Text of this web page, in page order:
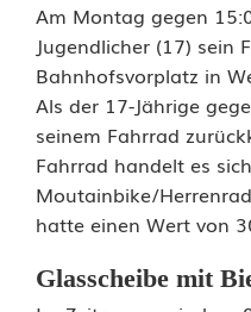
g
e
n
g
e
s
u
Am Montag gegen
Jugendlicher (17) sein
Bahnhofsvorplatz in
Als der 17-Jährige
seinem Fahrrad
Fahrrad handelt es
Moutainbike/
hatte einen Wert von
Glasscheibe mit